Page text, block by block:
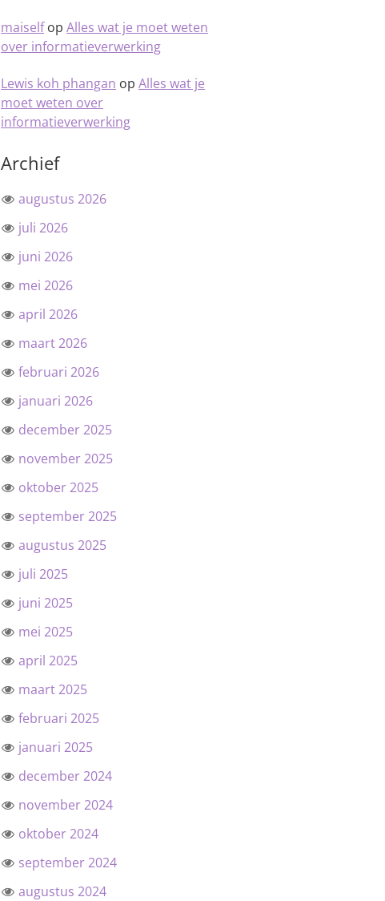
maiselfop Alles wat je moet weten
over informatieverwerking
Lewis koh phangan op Alles wat je
moet weten over
informatieverwerking
Archief
augustus 2026
juli 2026
juni 2026
mei 2026
april 2026
maart 2026
februari 2026
januari 2026
december 2025
november 2025
oktober 2025
september 2025
augustus 2025
juli 2025
juni 2025
mei 2025
april 2025
maart 2025
februari 2025
januari 2025
december 2024
november 2024
oktober 2024
september 2024
augustus 2024